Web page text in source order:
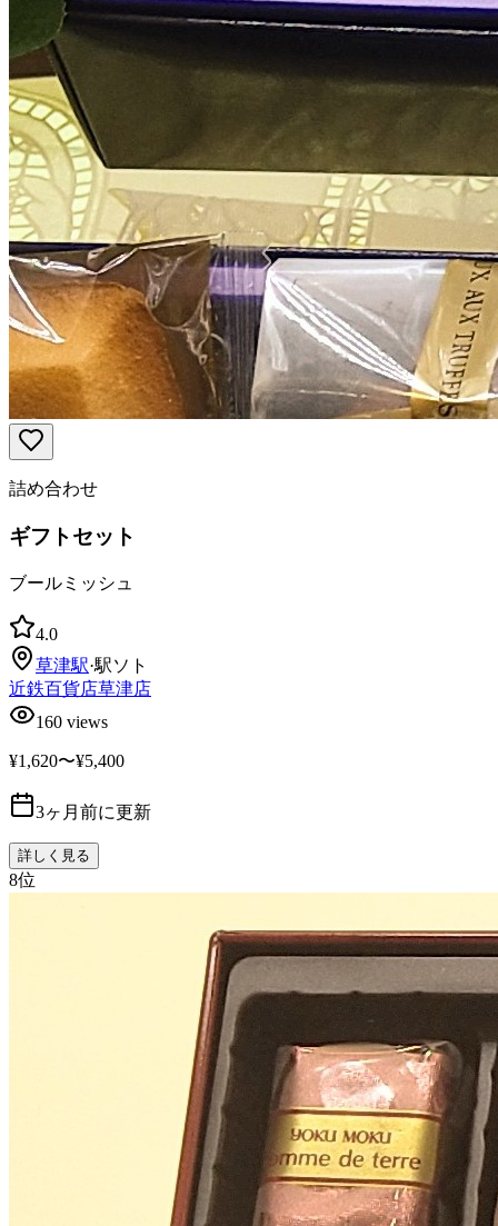
詰め合わせ
ギフトセット
ブールミッシュ
4.0
草津駅·駅ソト
近鉄百貨店草津店
160 views
¥1,620〜¥5,400
3ヶ月前に更新
詳しく見る
8位